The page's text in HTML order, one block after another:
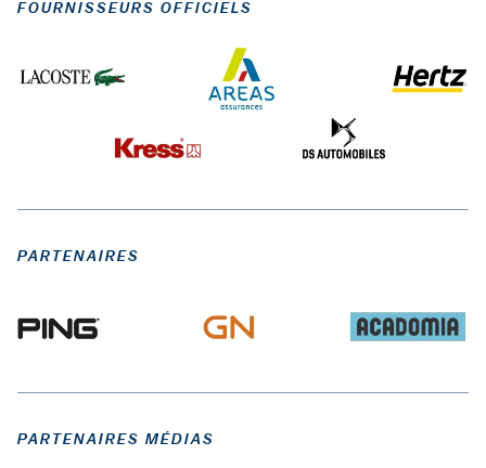
FOURNISSEURS OFFICIELS
PARTENAIRES
PARTENAIRES MÉDIAS